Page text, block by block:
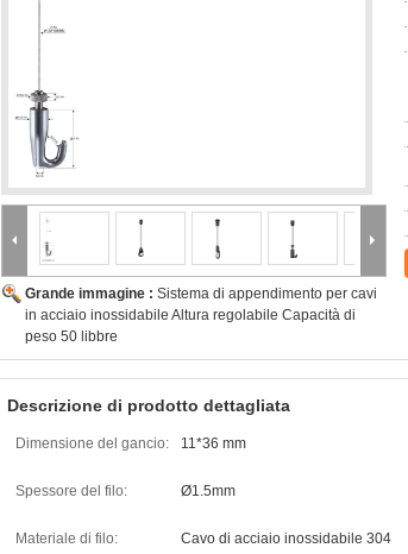
Grande immagine : Sistema di appendimento per cavi
in acciaio inossidabile Altura regolabile Capacità di
peso 50 libbre
Descrizione di prodotto dettagliata
Dimensione del gancio: 11*36 mm
Spessore del filo: Ø1.5mm
Materiale di filo: Cavo di acciaio inossidabile 304